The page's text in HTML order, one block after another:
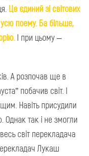
Це єдиний зі світових
поему. Ба більше,
І при цьому –
А розпочав ще в
побачив світ. І
Навіть присудили
Однак так і не змогли
світ перекладача
Лукаш